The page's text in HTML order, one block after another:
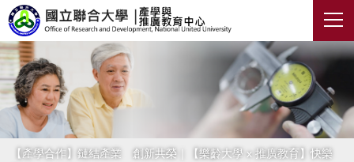
跳
到
主
要
內
容
區
【產學合作】鏈結產業 創新共榮｜【樂齡大學 x 推廣教育】快樂